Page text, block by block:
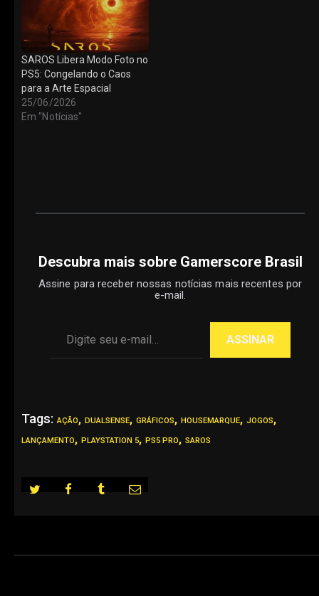
SAROS Libera Modo Foto no
PS5: Congelando o Caos
para a Arte Espacial
25/06/2026
Em "Notícias"
Descubra mais sobre Gamerscore Brasil
Assine para receber nossas notícias mais recentes por
e-mail.
ASSINAR
Tags: AÇÃO, DUALSENSE, GRÁFICOS, HOUSEMARQUE, JOGOS,
LANÇAMENTO, PLAYSTATION 5, PS5 PRO, SAROS